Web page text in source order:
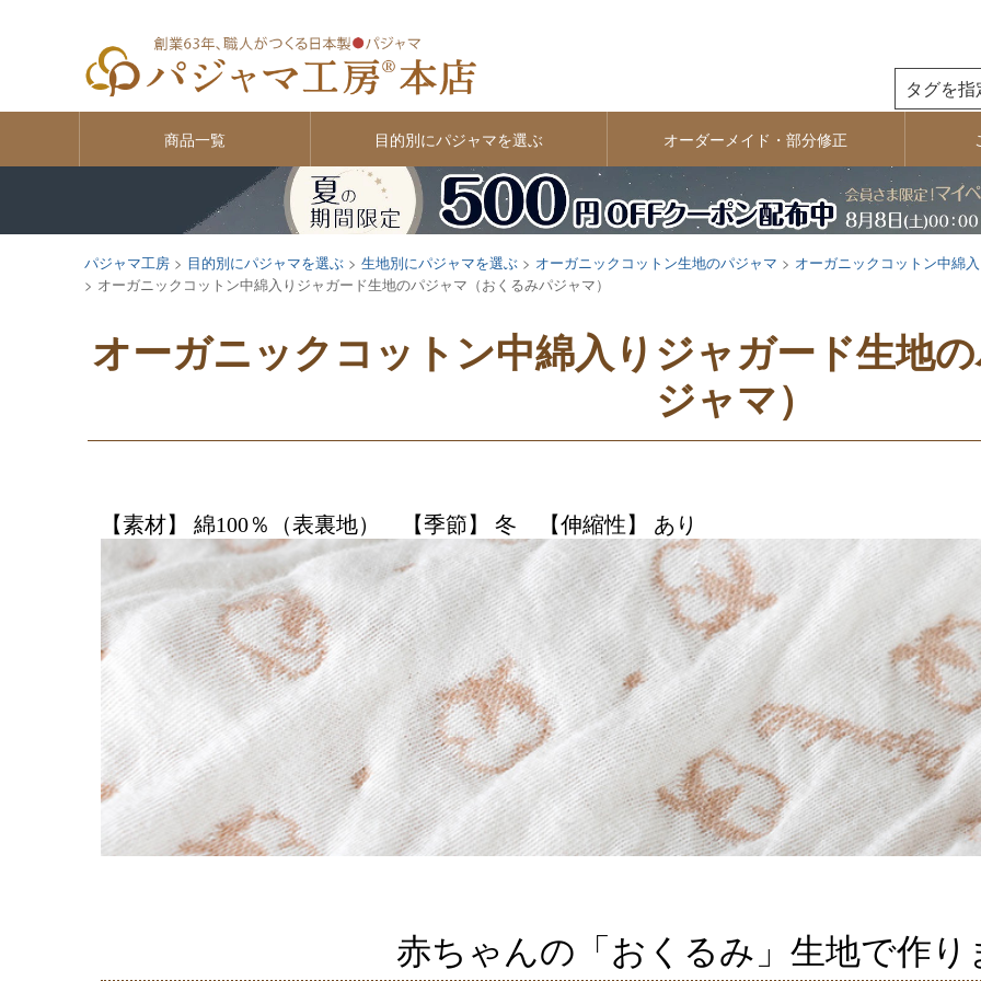
商品一覧 目的別にパジャマを選ぶ オーダーメイド・部分修正
パジャマ工房 目的別にパジャマを選ぶ 生地別にパジャマを選ぶ オーガニックコットン生地のパジャマ
オーガニックコットン中綿
オーガニックコットン中綿入りジャガード生地のパジャマ（おくるみパジャマ）
オーガニックコットン中綿入りジャガード生地
ジャマ）
【素材】 綿100％（表裏地） 【季節】 冬 【伸縮性】 あり
赤ちゃんの「おくるみ」生地で作り